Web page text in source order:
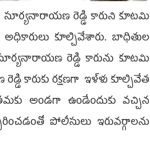
రెడ్డి కారుని కూట‌మి
కూల్చివేశారు. బాధితుల
రెడ్డి కారును కూట‌మి
కారుకు రక్షణగా ఇళ్ళు కూల్చివేత
అండ‌గా ఉండేందుకు వ‌చ్చిన
పోలీసులు ఇరువ‌ర్గాల‌ను